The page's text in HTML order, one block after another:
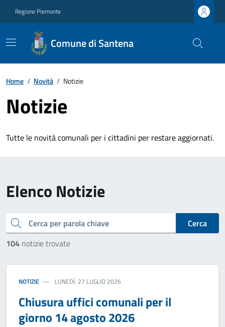
Regione Piemonte
Comune di Santena
Home / Novità / Notizie
Notizie
Tutte le novità comunali per i cittadini per restare aggiornati.
Elenco Notizie
cerca
Cerca
104 notizie trovate
NOTIZIE LUNEDÌ, 27 LUGLIO 2026
Chiusura uffici comunali per il
giorno 14 agosto 2026